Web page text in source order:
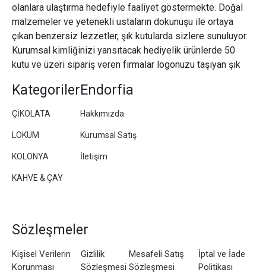
olanlara ulaştırma hedefiyle faaliyet göstermekte. Doğal
malzemeler ve yetenekli ustaların dokunuşu ile ortaya
çıkan benzersiz lezzetler, şık kutularda sizlere sunuluyor.
Kurumsal kimliğinizi yansıtacak hediyelik ürünlerde 50
kutu ve üzeri sipariş veren firmalar logonuzu taşıyan şık
Kategoriler
ÇİKOLATA
LOKUM
KOLONYA
KAHVE & ÇAY
Endorfia
Hakkımızda
Kurumsal Satış
İletişim
Sözleşmeler
Kişisel Verilerin
Korunması
Gizlilik
Sözleşmesi
Mesafeli Satış
Sözleşmesi
İptal ve İade
Politikası